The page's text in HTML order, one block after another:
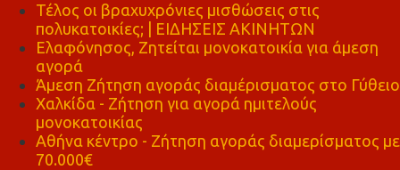
Τέλος οι βραχυχρόνιες μισθώσεις στις
πολυκατοικίες; | ΕΙΔΗΣΕΙΣ ΑΚΙΝΗΤΩΝ
Ελαφόνησος, Ζητείται μονοκατοικία για άμεση
αγορά
Άμεση Ζήτηση αγοράς διαμέρισματος στο Γύθειο
Χαλκίδα - Ζήτηση για αγορά ημιτελούς
μονοκατοικίας
Αθήνα κέντρο - Ζήτηση αγοράς διαμερίσματος με
70.000€